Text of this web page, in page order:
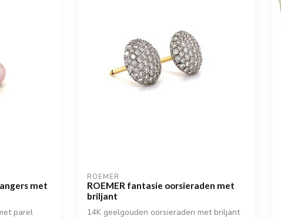
met
parel
ROEMER
ROEMER fantasie oorsieraden met
briljant
14K geelgouden oorsieraden met briljant